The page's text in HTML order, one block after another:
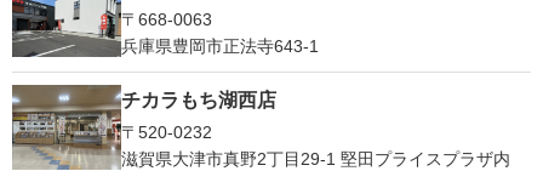
〒668-0063
兵庫県豊岡市正法寺643-1
チカラもち湖西店
〒520-0232
滋賀県大津市真野2丁目29-1 堅田プライスプラザ内